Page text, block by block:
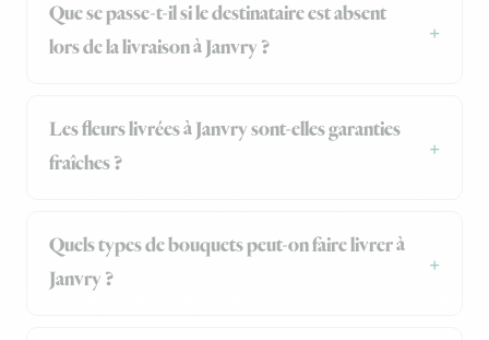
Que se passe-t-il si le destinataire est absent
lors de la livraison à Janvry ?
Les fleurs livrées à Janvry sont-elles garanties
fraîches ?
Quels types de bouquets peut-on faire livrer à
Janvry ?